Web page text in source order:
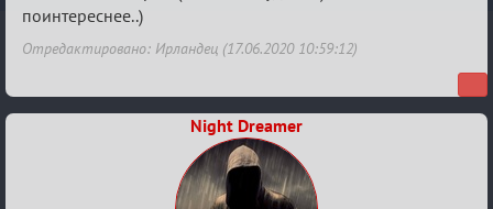
кубок
поинтереснее..)
Отредактировано: Ирландец (17.06.2020 10:59:12)
Night Dreamer